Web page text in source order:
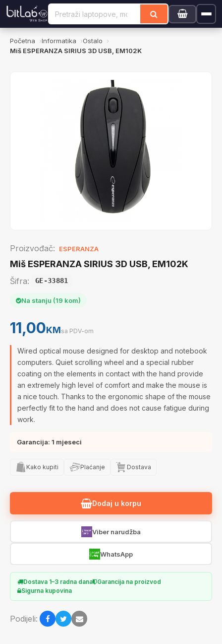
Početna Informatika
Ostalo
Miš ESPERANZA SIRIUS 3D USB, EM102K
Proizvođač: ESPERANZA
Miš ESPERANZA SIRIUS 3D USB, EM102K
Šifra: GE-33881
Na stanju (19 kom)
11,00KMsa PDV-om
Wired optical mouse designed for desktop and notebook
computers. Quiet scrolling wheel and a special rubber
coating on the elements in contact with the hand provide
an extremely high level of comfort and make the mouse is
a nice touch. Thanks to the ergonomic shape of the mouse
perfectly fit to the hand and does not cause fatigue during
work.
Garancija: 1 mjeseci
Kako kupiti Plaćanje Dostava
Dodaj u korpu
Viber narudžba
WhatsApp
Dostava 1–3 radna dana
Garancija na proizvod
Sigurna kupovina
Podijeli: